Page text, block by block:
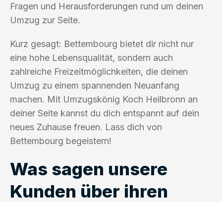
Fragen und Herausforderungen rund um deinen
Umzug zur Seite.
Kurz gesagt: Bettembourg bietet dir nicht nur
eine hohe Lebensqualität, sondern auch
zahlreiche Freizeitmöglichkeiten, die deinen
Umzug zu einem spannenden Neuanfang
machen. Mit Umzugskönig Koch Heilbronn an
deiner Seite kannst du dich entspannt auf dein
neues Zuhause freuen. Lass dich von
Bettembourg begeistern!
Was sagen unsere
Kunden über ihren